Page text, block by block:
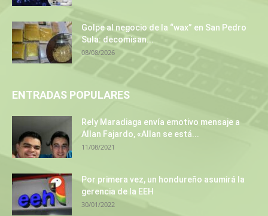
Golpe al negocio de la “wax” en San Pedro
Sula: decomisan...
08/08/2026
ENTRADAS POPULARES
Rely Maradiaga envía emotivo mensaje a
Allan Fajardo, «Allan se está...
11/08/2021
Por primera vez, un hondureño asumirá la
gerencia de la EEH
30/01/2022